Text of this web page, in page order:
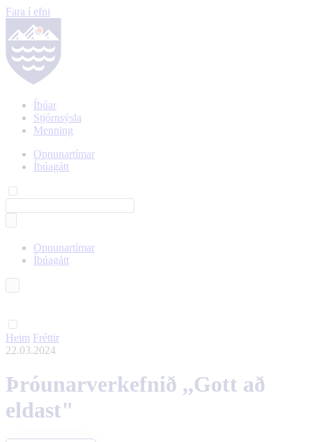
Fara í efni
Íbúar
Stjórnsýsla
Menning
Opnunartímar
Íbúagátt
Opnunartímar
Íbúagátt
Heim Fréttir
22.03.2024
Þróunarverkefnið ,,Gott að
eldast"